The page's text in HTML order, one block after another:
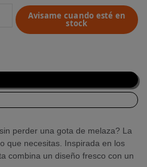
Avisame cuando esté en
stock
perder una gota de melaza? La
que necesitas. Inspirada en los
combina un diseño fresco con un